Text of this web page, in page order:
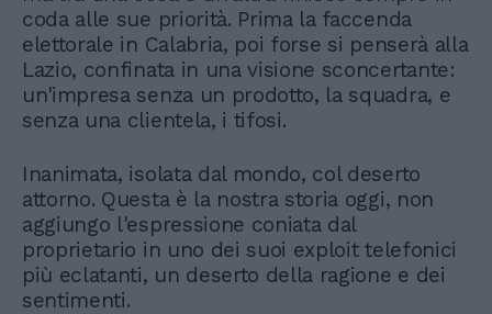
coda alle sue priorità. Prima la faccenda
elettorale in Calabria, poi forse si penserà alla
Lazio, confinata in una visione sconcertante:
un'impresa senza un prodotto, la squadra, e
senza una clientela, i tifosi.
Inanimata, isolata dal mondo, col deserto
attorno. Questa è la nostra storia oggi, non
aggiungo l'espressione coniata dal
proprietario in uno dei suoi exploit telefonici
più eclatanti, un deserto della ragione e dei
sentimenti.